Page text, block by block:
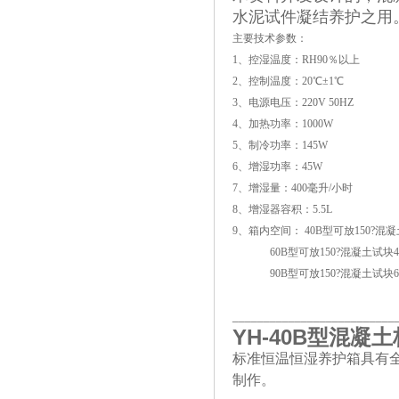
水泥试件凝结养护之用
主要技术参数：
1、控湿温度：RH90％以上
2、控制温度：20℃±1℃
3、电源电压：220V 50HZ
4、加热功率：1000W
5、制冷功率：145W
6、增湿功率：45W
7、增湿量：400毫升/小时
8、增湿器容积：5.5L
9、箱内空间： 40B型可放150?混
60B型可放150?混凝土试块
90B型可放150?混凝土试块
YH-40B型混凝土
标准恒温恒湿养护箱具有
制作。